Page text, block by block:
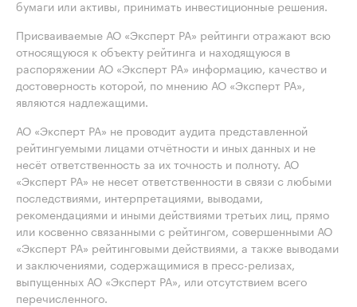
бумаги или активы, принимать инвестиционные решения.
Присваиваемые АО «Эксперт РА» рейтинги отражают всю
относящуюся к объекту рейтинга и находящуюся в
распоряжении АО «Эксперт РА» информацию, качество и
достоверность которой, по мнению АО «Эксперт РА»,
являются надлежащими.
АО «Эксперт РА» не проводит аудита представленной
рейтингуемыми лицами отчётности и иных данных и не
несёт ответственность за их точность и полноту. АО
«Эксперт РА» не несет ответственности в связи с любыми
последствиями, интерпретациями, выводами,
рекомендациями и иными действиями третьих лиц, прямо
или косвенно связанными с рейтингом, совершенными АО
«Эксперт РА» рейтинговыми действиями, а также выводами
и заключениями, содержащимися в пресс-релизах,
выпущенных АО «Эксперт РА», или отсутствием всего
перечисленного.